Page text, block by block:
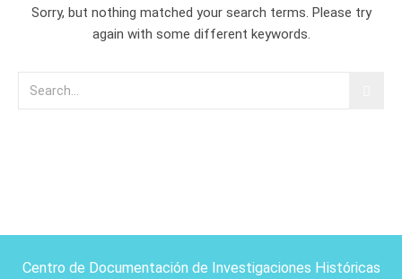
Sorry, but nothing matched your search terms. Please try
again with some different keywords.
Centro de Documentación de Investigaciones Históricas